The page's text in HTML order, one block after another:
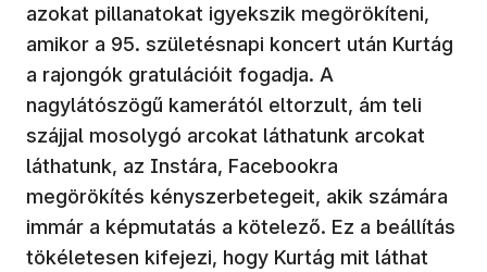
azokat pillanatokat igyekszik megörökíteni,
amikor a 95. születésnapi koncert után Kurtág
a rajongók gratulációit fogadja. A
nagylátószögű kamerától eltorzult, ám teli
szájjal mosolygó arcokat láthatunk arcokat
láthatunk, az Instára, Facebookra
megörökítés kényszerbetegeit, akik számára
immár a képmutatás a kötelező. Ez a beállítás
tökéletesen kifejezi, hogy Kurtág mit láthat